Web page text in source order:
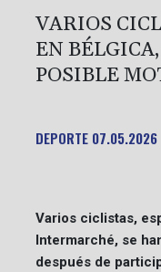
VARIOS
EN
POSIBLE
DEPORTE 07.05.2026
Varios ciclistas,
Intermarché, se
después de